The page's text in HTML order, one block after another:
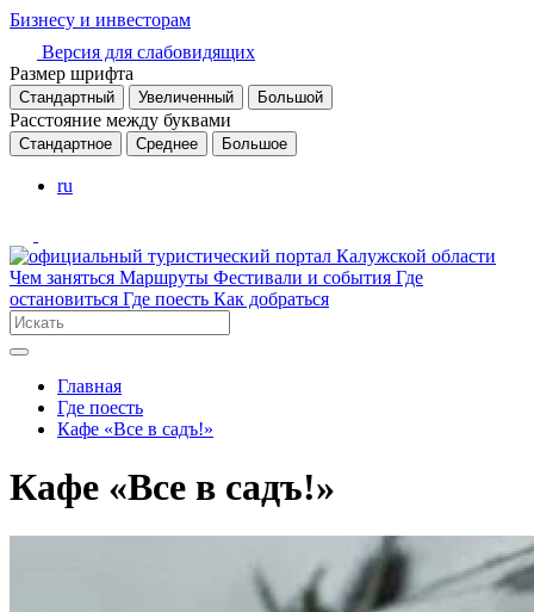
Бизнесу и инвесторам
Версия для слабовидящих
Размер шрифта
Стандартный Увеличенный Большой
Расстояние между буквами
Стандартное Среднее Большое
ru
Чем заняться Маршруты Фестивали и события Где
остановиться Где поесть Как добраться
Главная
Где поесть
Кафе «Все в садъ!»
Кафе «Все в садъ!»